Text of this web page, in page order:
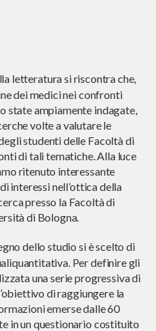
letteratura si riscontra che,
dei medici nei confronti
state ampiamente indagate,
volte a valutare le
studenti delle Facoltà di
di tali tematiche. Alla luce
ritenuto interessante
interessi nell’ottica della
presso la Facoltà di
di Bologna.
dello studio si è scelto di
Per definire gli
una serie progressiva di
di raggiungere la
emerse dalle 60
in un questionario costituito